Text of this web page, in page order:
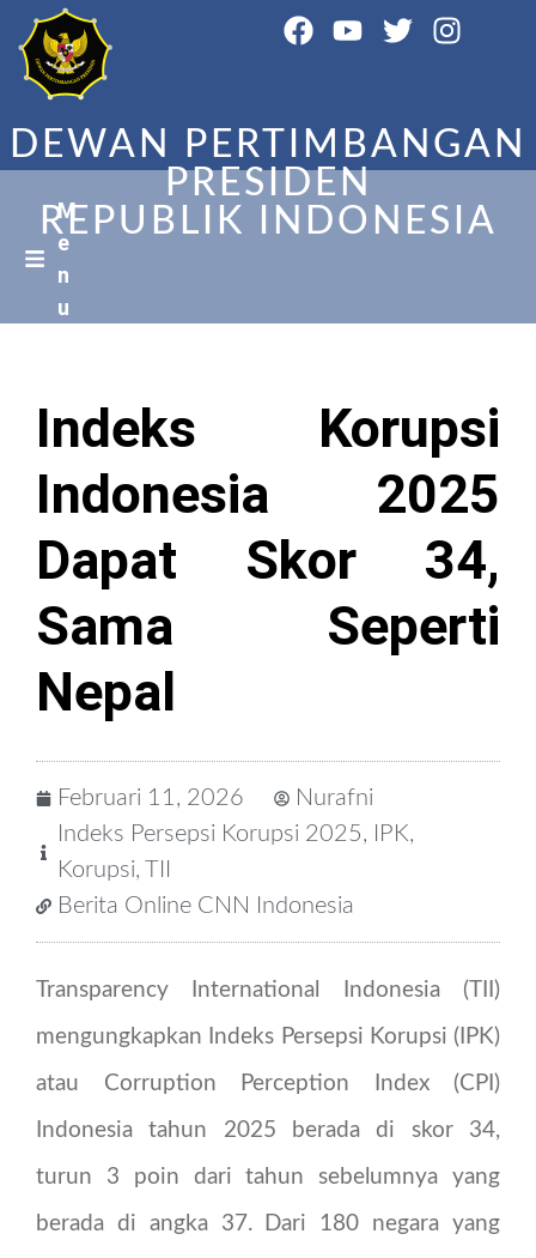
DEWAN PERTIMBANGAN
PRESIDEN
REPUBLIK INDONESIA
M
e
n
u
Indeks Korupsi
Indonesia 2025
Dapat Skor 34,
Sama Seperti
Nepal
Februari 11, 2026
Nurafni
Indeks Persepsi Korupsi 2025, IPK,
Korupsi,
Berita Online CNN Indonesia
Transparency International Indonesia (TII)
mengungkapkan Indeks Persepsi Korupsi (IPK)
atau Corruption Perception Index (CPI)
Indonesia tahun 2025 berada di skor 34,
turun 3 poin dari tahun sebelumnya yang
berada di angka 37. Dari 180 negara yang